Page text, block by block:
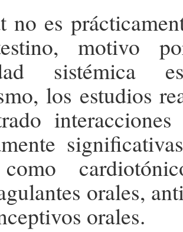
no es
motivo
sistémica
los estudios
orales,
orales.